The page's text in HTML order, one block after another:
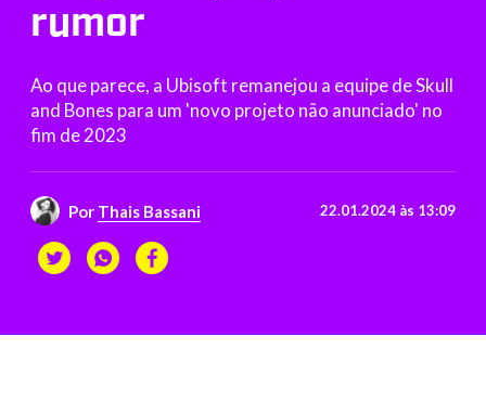
rumor
Ao que parece, a Ubisoft remanejou a equipe de Skull
and Bones para um 'novo projeto não anunciado' no
fim de 2023
Por Thais Bassani 22.01.2024 às 13:09